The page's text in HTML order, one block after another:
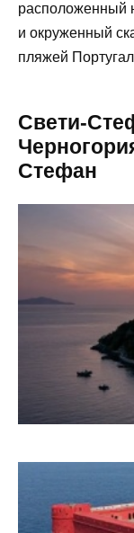
расположенный
и окруженный
пляжей
Свети-
Стефан